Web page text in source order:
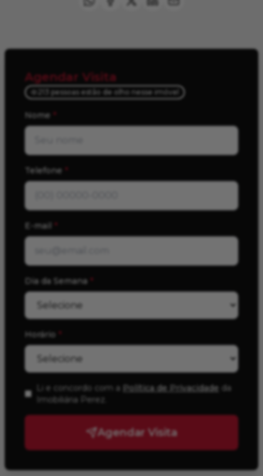
Agendar Visita
213 pessoas estão de olho nesse imóvel
Nome *
Telefone *
E-mail *
Dia da Semana *
Horário *
Li e concordo com a Política de Privacidade da
Imobiliária Perez
Agendar Visita